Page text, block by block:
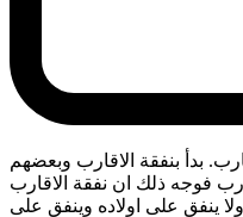
بدأ بنفقة الاقارب وبعضهم
فوجه ذلك ان نفقة الاقارب
ينفق على اولاده وينفق على